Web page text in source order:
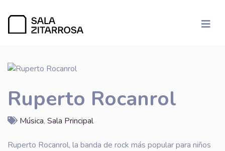
Ruperto Rocanrol
Música, Sala Principal
Ruperto Rocanrol, la banda de rock más popular para niños